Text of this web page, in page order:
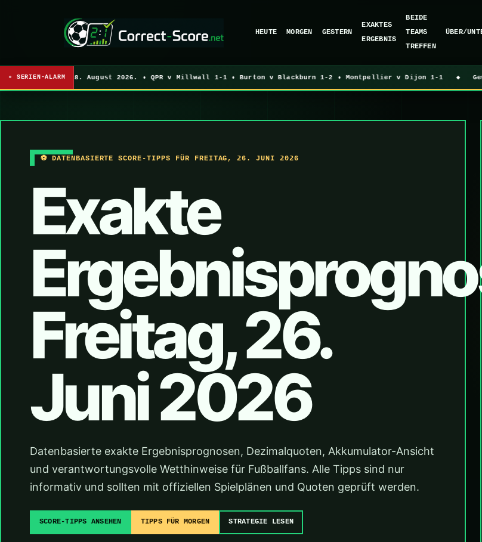
HEUTE MORGEN GESTERN
EXAKTES
ERGEBNIS
BEIDE
TEAMS
TREFFEN
ÜBER/
SERIEN-ALARM
bis Samstag, 8. August 2026. • QPR v Millwall 1-1 • Burton v Blackburn 1-2 • Montpellier v Dijon 1-1 ◆
⚽ DATENBASIERTE SCORE-TIPPS FÜR FREITAG, 26. JUNI 2026
Exakte
Freitag, 26.
Juni 2026
Datenbasierte exakte Ergebnisprognosen, Dezimalquoten, Akkumulator-Ansicht
und verantwortungsvolle Wetthinweise für Fußballfans. Alle Tipps sind nur
informativ und sollten mit offiziellen Spielplänen und Quoten geprüft werden.
SCORE-TIPPS ANSEHEN TIPPS FÜR MORGEN STRATEGIE LESEN